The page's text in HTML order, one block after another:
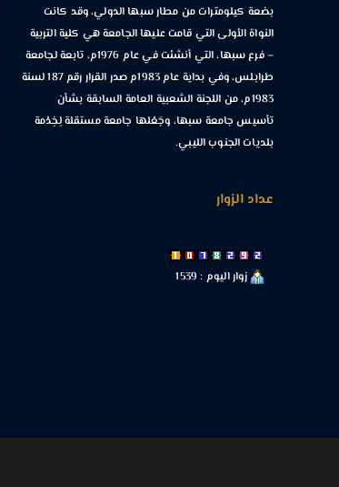
بضعة كيلومترات من مطار سبها الدولي، وقد كانت
النواة الأولى التي قامت عليها الجامعة هي كلية التربية
– فرع سبها، التي أنشئت في عام 1976م، تابعة لجامعة
طرابلس، وفي بداية عام 1983م صدر القرار رقم 187 لسنة
1983م، من اللجنة الشعبية العامة السابقة بشأن
تأسيس جامعة سبها، وجَعْلها جامعة مستقلة لِخِدْمة
بلديات الجنوب الليبي.
عداد الزوار
زوار اليوم : 1539